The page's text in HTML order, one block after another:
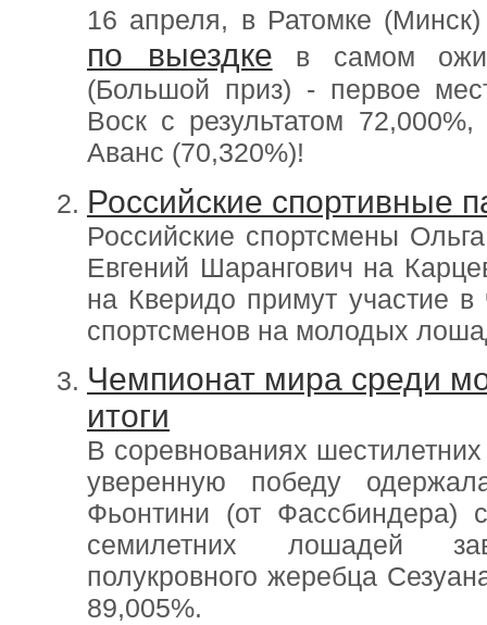
16 апреля, в Ратомке
по выездке в самом
(Большой приз) - первое
Воск с результатом
Аванс (70,320%)!
Российские спортивные
Российские спортсмены
Евгений Шарангович на
на Кверидо примут участие
спортсменов на молодых
Чемпионат мира среди
итоги
В соревнованиях
уверенную победу
Фьонтини (от Фассбиндера)
семилетних лошадей
полукровного жеребца
89,005%.